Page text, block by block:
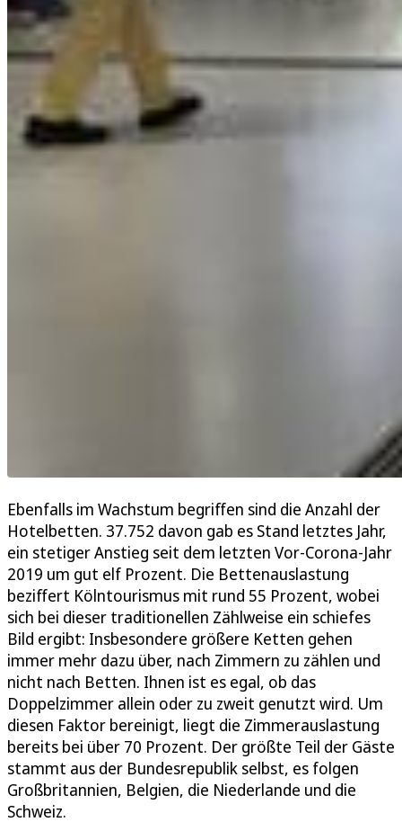
Ebenfalls im Wachstum begriffen sind die Anzahl der
Hotelbetten. 37.752 davon gab es Stand letztes Jahr,
ein stetiger Anstieg seit dem letzten Vor-Corona-Jahr
2019 um gut elf Prozent. Die Bettenauslastung
beziffert Kölntourismus mit rund 55 Prozent, wobei
sich bei dieser traditionellen Zählweise ein schiefes
Bild ergibt: Insbesondere größere Ketten gehen
immer mehr dazu über, nach Zimmern zu zählen und
nicht nach Betten. Ihnen ist es egal, ob das
Doppelzimmer allein oder zu zweit genutzt wird. Um
diesen Faktor bereinigt, liegt die Zimmerauslastung
bereits bei über 70 Prozent. Der größte Teil der Gäste
stammt aus der Bundesrepublik selbst, es folgen
Großbritannien, Belgien, die Niederlande und die
Schweiz.